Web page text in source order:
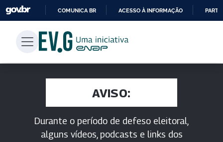
PARA
CONTEÚDO
COMUNICA BR ACESSO À INFORMAÇÃO
AVISO:
Durante o período de defeso eleitoral,
alguns vídeos, podcasts e links dos